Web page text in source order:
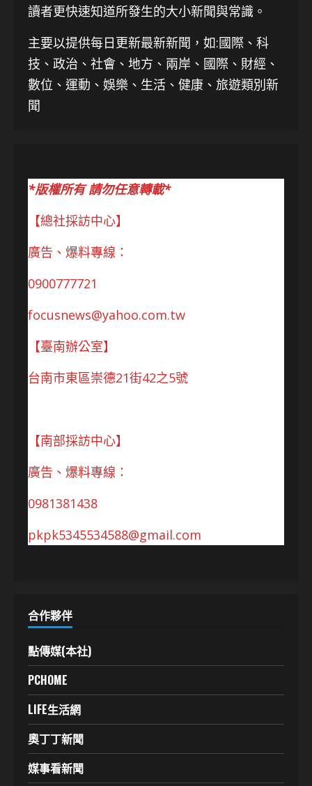
讀者更快速知道所發生的大小新聞與常識。
主要以提供每日更新最新新聞 ，如:國際、科
技、 政治、社會、地方、兩岸、國際、財經、
數位、運動、娛樂、生活、健康、旅遊類別新
聞
*版權所有 請勿任意轉載*
【總社採訪中心】
廣告、爆料專線：
0900777721
focusnews@yahoo.com.tw
【臺南辦公室】
台南市東區崇德21街42之5號
【南部採訪中心】
廣告、爆料專線：
0981381438
pkpk5345534588@gmail.com
合作夥伴
點傳媒(本社)
PCHOME
LIFE生活網
奧丁丁新聞
媒事看新聞